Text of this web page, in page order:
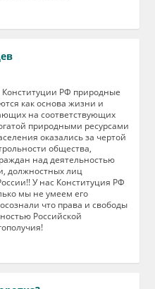
Конституции РФ природные
как основа жизни и
на соответствующих
природными ресурсами
оказались за чертой
общества,
над деятельностью
должностных лиц
У нас Конституция РФ
мы не умеем его
что права и свободы
Российской